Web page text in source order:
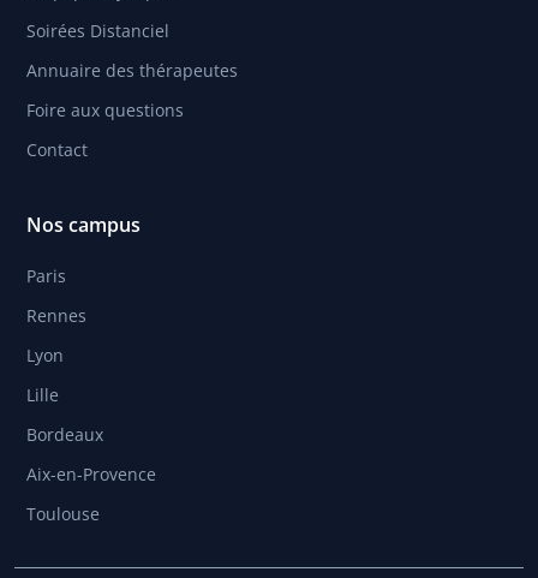
Soirées Distanciel
Annuaire des thérapeutes
Foire aux questions
Contact
Nos campus
Paris
Rennes
Lyon
Lille
Bordeaux
Aix-en-Provence
Toulouse